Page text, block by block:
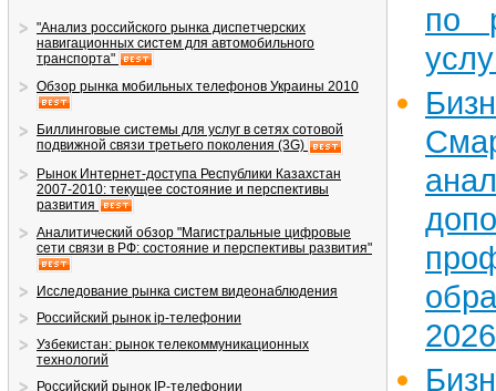
"Анализ российского рынка диспетчерских
навигационных систем для автомобильного
транспорта"
Обзор рынка мобильных телефонов Украины 2010
Биллинговые системы для услуг в сетях сотовой
подвижной связи третьего поколения (3G)
Рынок Интернет-доступа Республики Казахстан
2007-2010: текущее состояние и перспективы
развития
Аналитический обзор "Магистральные цифровые
сети связи в РФ: состояние и перспективы развития"
Исследование рынка систем видеонаблюдения
Российский рынок ip-телефонии
Узбекистан: рынок телекоммуникационных
технологий
Российский рынок IP-телефонии
по